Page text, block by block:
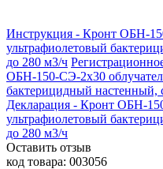
Инструкция - Кронт ОБН-
ультрафиолетовый
до 280 м3/ч
ОБН-150-СЭ-2х30
бактерицидный
Декларация - Кронт ОБН-
ультрафиолетовый
до 280 м3/ч
Оставить отзыв
код товара: 003056